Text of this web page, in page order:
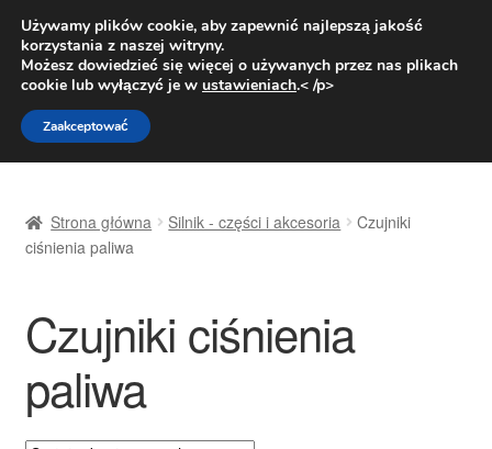
DOSTAWA od 31 zł
Pn.-pt. 9:00-16:00800 003 167
Przejdź
do
nawigacji
Przejdź
do
treści
Dostawa
Kontakt
Moje konto
Strona główna Silnik - części i akcesoria
Czujniki
ciśnienia paliwa
Czujniki ciśnienia
paliwa
Używamy plików cookie, aby zapewnić najlepszą jakość
korzystania z naszej witryny.
Możesz dowiedzieć się więcej o używanych przez nas plikach
cookie lub wyłączyć je w ustawieniach.< /p>
Zaakceptować